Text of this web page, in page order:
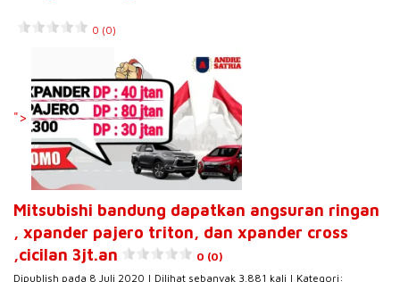
0 (0)
">
Mitsubishi bandung dapatkan angsuran ringan
, xpander pajero triton, dan xpander cross
,cicilan 3jt.an
0 (0)
Dipublish pada 8 Juli 2020 | Dilihat sebanyak 3.881 kali | Kategori: